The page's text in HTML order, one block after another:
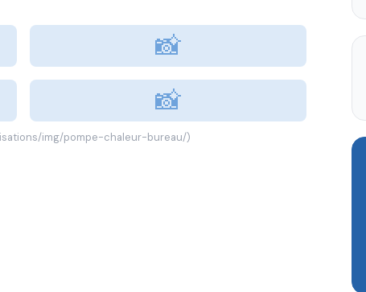
📸
📸
img/pompe-chaleur-bureau/)